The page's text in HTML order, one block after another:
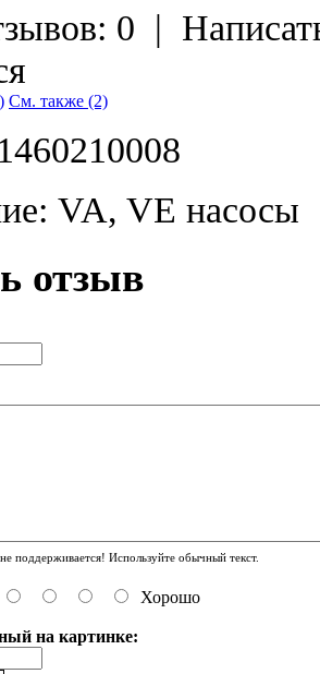
0 |
См. также (2)
VA, VE насосы
отзыв
поддерживается! Используйте обычный текст.
Хорошо
на картинке: